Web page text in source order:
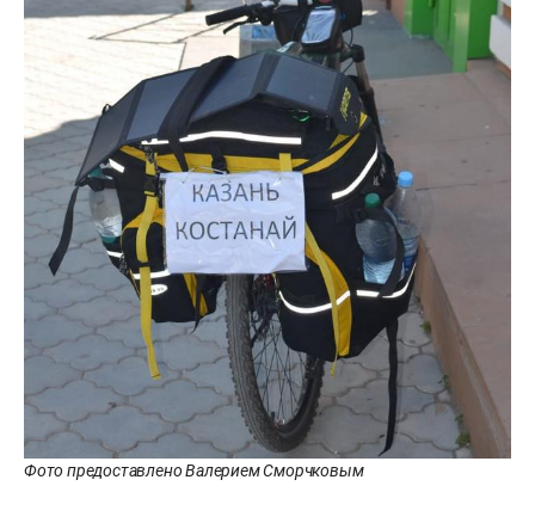
Фото предоставлено Валерием Сморчковым